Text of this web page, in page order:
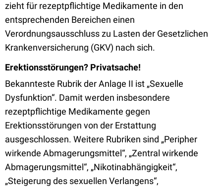
zieht für rezeptpflichtige Medikamente in den
entsprechenden Bereichen einen
Verordnungsausschluss zu Lasten der Gesetzlichen
Krankenversicherung (GKV) nach sich.
Erektionsstörungen? Privatsache!
Bekannteste Rubrik der Anlage II ist „Sexuelle
Dysfunktion“. Damit werden insbesondere
rezeptpflichtige Medikamente gegen
Erektionsstörungen von der Erstattung
ausgeschlossen. Weitere Rubriken sind „Peripher
wirkende Abmagerungsmittel“, „Zentral wirkende
Abmagerungsmittel“, „Nikotinabhängigkeit“,
„Steigerung des sexuellen Verlangens“,